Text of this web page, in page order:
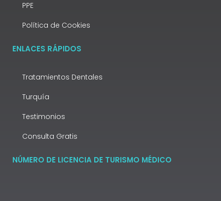
PPE
Política de Cookies
ENLACES RÁPIDOS
Tratamientos Dentales
Turquía
Testimonios
Consulta Gratis
NÚMERO DE LICENCIA DE TURISMO MÉDICO